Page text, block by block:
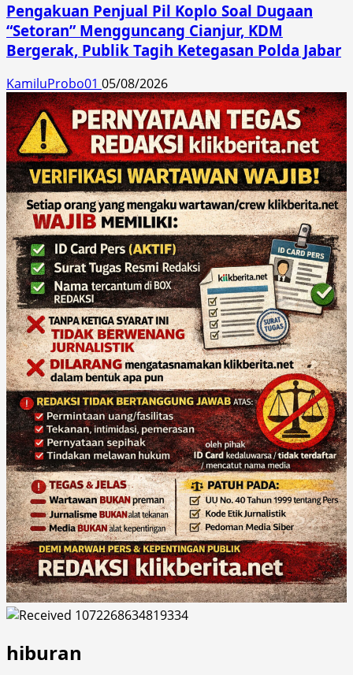
Pengakuan Penjual Pil Koplo Soal Dugaan
“Setoran” Mengguncang Cianjur, KDM
Bergerak, Publik Tagih Ketegasan Polda Jabar
KamiluProbo01 05/08/2026
hiburan